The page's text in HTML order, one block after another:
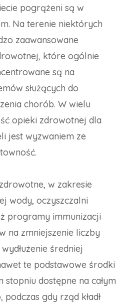
pogrążeni są w
Na terenie niektórych
zaawansowane
które ogólnie
są na
służących do
chorób. W wielu
opieki zdrowotnej dla
jest wyzwaniem ze
w zakresie
wody, oczyszczalni
programy immunizacji
na zmniejszenie liczby
średniej
te podstawowe środki
stopniu dostępne na całym
gdy rząd kładł